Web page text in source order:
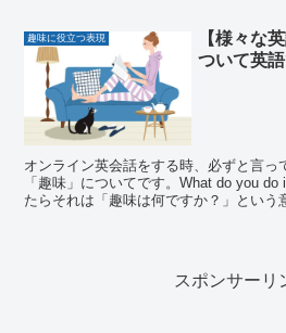
趣味に役立つ表現
【様々な
ついて英
オンライン英会話をする時、必ずと言っ
「趣味」についてです。What do you
たらそれは「趣味は何ですか？」という
スポンサーリ